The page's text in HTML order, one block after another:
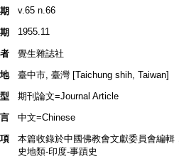
v.65 n.66
1955.11
覺生雜誌社
臺中市, 臺灣 [Taichung shih, Taiwan]
期刊論文=Journal Article
中文=Chinese
本篇收錄於中國佛教會文獻委員會編輯
史地類-印度-事蹟史